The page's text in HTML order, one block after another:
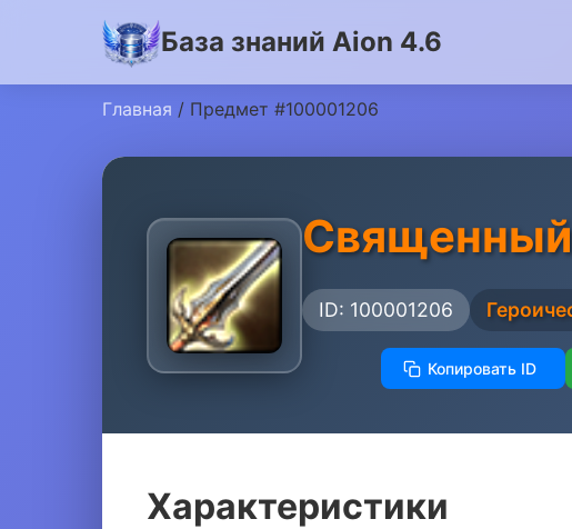
База знаний Aion 4.6
Главная / Предмет #100001206
Священный
ID: 100001206
Копировать ID
Характеристики